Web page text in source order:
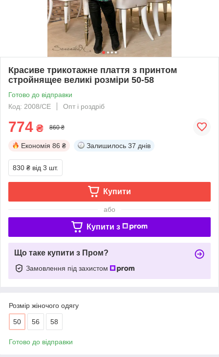
Красиве трикотажне плаття з принтом
стройнящее великі розміри 50-58
Готово до відправки
Код: 2008/СЕ
Опт і роздріб
774 ₴ 860 ₴
Економія 86 ₴ Залишилось 37 днів
830 ₴ від 3 шт.
Купити
або
Купити з
Що таке купити з Пром?
Замовлення під захистом
Розмір жіночого одягу
50 56 58
Готово до відправки